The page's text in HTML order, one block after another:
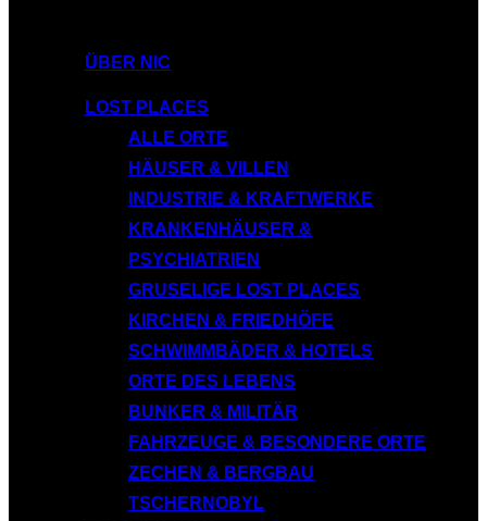
ÜBER NIC
LOST PLACES
ALLE ORTE
HÄUSER & VILLEN
INDUSTRIE & KRAFTWERKE
KRANKENHÄUSER &
PSYCHIATRIEN
GRUSELIGE LOST PLACES
KIRCHEN & FRIEDHÖFE
SCHWIMMBÄDER & HOTELS
ORTE DES LEBENS
BUNKER & MILITÄR
FAHRZEUGE & BESONDERE ORTE
ZECHEN & BERGBAU
TSCHERNOBYL